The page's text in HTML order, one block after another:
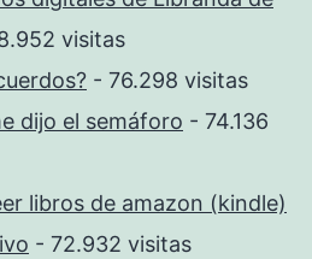
visitas
- 76.298 visitas
dijo el semáforo - 74.136
libros de amazon (kindle)
- 72.932 visitas